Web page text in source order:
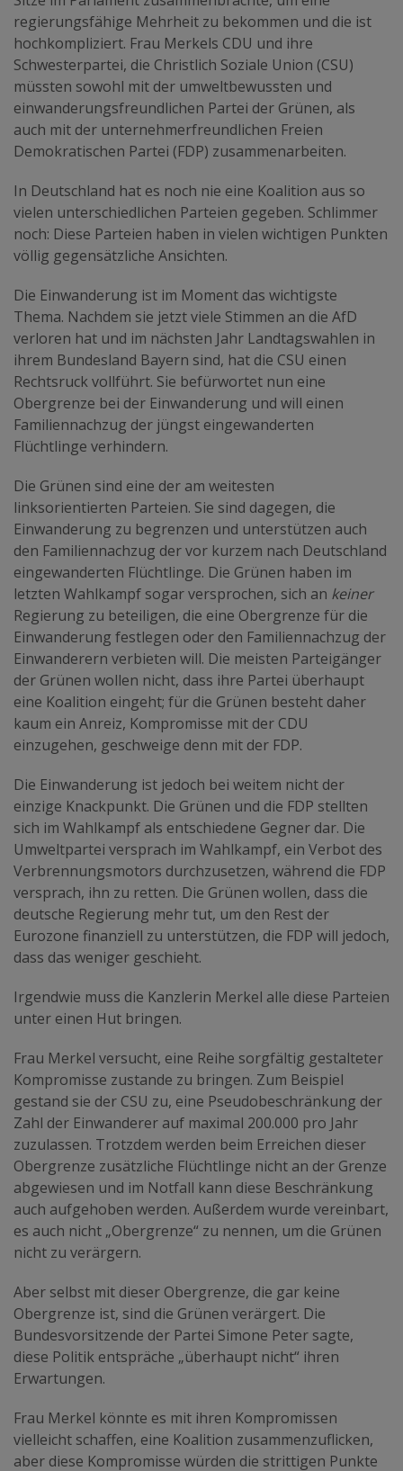
regierungsfähige Mehrheit zu bekommen und die ist
hochkompliziert. Frau Merkels CDU und ihre
Schwesterpartei, die Christlich Soziale Union (CSU)
müssten sowohl mit der umweltbewussten und
einwanderungsfreundlichen Partei der Grünen, als
auch mit der unternehmerfreundlichen Freien
Demokratischen Partei (FDP) zusammenarbeiten.
In Deutschland hat es noch nie eine Koalition aus so
vielen unterschiedlichen Parteien gegeben. Schlimmer
noch: Diese Parteien haben in vielen wichtigen Punkten
völlig gegensätzliche Ansichten.
Die Einwanderung ist im Moment das wichtigste
Thema. Nachdem sie jetzt viele Stimmen an die AfD
verloren hat und im nächsten Jahr Landtagswahlen in
ihrem Bundesland Bayern sind, hat die CSU einen
Rechtsruck vollführt. Sie befürwortet nun eine
Obergrenze bei der Einwanderung und will einen
Familiennachzug der jüngst eingewanderten
Flüchtlinge verhindern.
Die Grünen sind eine der am weitesten
linksorientierten Parteien. Sie sind dagegen, die
Einwanderung zu begrenzen und unterstützen auch
den Familiennachzug der vor kurzem nach Deutschland
eingewanderten Flüchtlinge. Die Grünen haben im
letzten Wahlkampf sogar versprochen, sich an keiner
Regierung zu beteiligen, die eine Obergrenze für die
Einwanderung festlegen oder den Familiennachzug der
Einwanderern verbieten will. Die meisten Parteigänger
der Grünen wollen nicht, dass ihre Partei überhaupt
eine Koalition eingeht; für die Grünen besteht daher
kaum ein Anreiz, Kompromisse mit der CDU
einzugehen, geschweige denn mit der FDP.
Die Einwanderung ist jedoch bei weitem nicht der
einzige Knackpunkt. Die Grünen und die FDP stellten
sich im Wahlkampf als entschiedene Gegner dar. Die
Umweltpartei versprach im Wahlkampf, ein Verbot des
Verbrennungsmotors durchzusetzen, während die FDP
versprach, ihn zu retten. Die Grünen wollen, dass die
deutsche Regierung mehr tut, um den Rest der
Eurozone finanziell zu unterstützen, die FDP will jedoch,
dass das weniger geschieht.
Irgendwie muss die Kanzlerin Merkel alle diese Parteien
unter einen Hut bringen.
Frau Merkel versucht, eine Reihe sorgfältig gestalteter
Kompromisse zustande zu bringen. Zum Beispiel
gestand sie der CSU zu, eine Pseudobeschränkung der
Zahl der Einwanderer auf maximal 200.000 pro Jahr
zuzulassen. Trotzdem werden beim Erreichen dieser
Obergrenze zusätzliche Flüchtlinge nicht an der Grenze
abgewiesen und im Notfall kann diese Beschränkung
auch aufgehoben werden. Außerdem wurde vereinbart,
es auch nicht „Obergrenze“ zu nennen, um die Grünen
nicht zu verärgern.
Aber selbst mit dieser Obergrenze, die gar keine
Obergrenze ist, sind die Grünen verärgert. Die
Bundesvorsitzende der Partei Simone Peter sagte,
diese Politik entspräche „überhaupt nicht“ ihren
Erwartungen.
Frau Merkel könnte es mit ihren Kompromissen
vielleicht schaffen, eine Koalition zusammenzuflicken,
aber diese Kompromisse würden die strittigen Punkte